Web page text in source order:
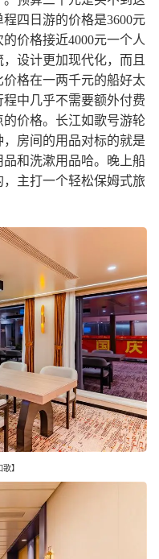
四日游的价格是3600元
价格接近4000元一个人
设计更加现代化，而且
格在一两千元的船好太
中几乎不需要额外付费
价格。长江如歌号游轮
房间的用品对标的就是
和洗漱用品哈。晚上船
主打一个轻松保姆式旅
】